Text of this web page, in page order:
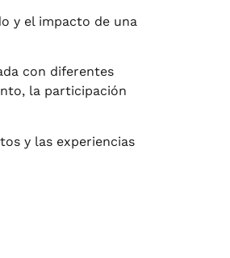
y el impacto de una
con diferentes
la participación
y las experiencias